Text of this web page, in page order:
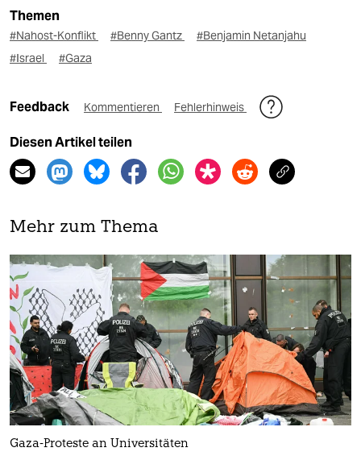
Themen
#Nahost-Konflikt #Benny Gantz
#Benjamin Netanjahu
#Israel
#Gaza
Feedback Kommentieren Fehlerhinweis
Diesen Artikel teilen
Mehr zum Thema
Gaza-Proteste an Universitäten